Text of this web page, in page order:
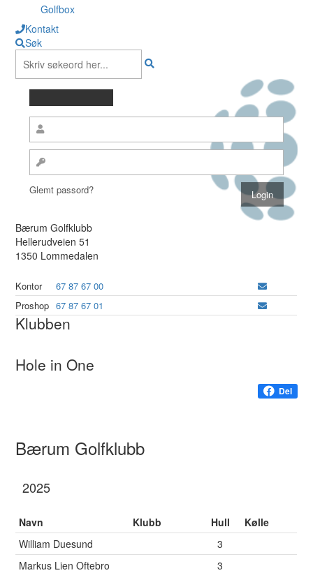
Golfbox
Kontakt
Søk
Glemt passord?
Bærum Golfklubb
Hellerudveien 51
1350 Lommedalen
Kontor
67 87 67 00
Proshop 67 87 67 01
Klubben
Hole in One
Del
Bærum Golfklubb
2025
Navn Klubb Hull
Kølle
William Duesund
3
Markus Lien Oftebro
3